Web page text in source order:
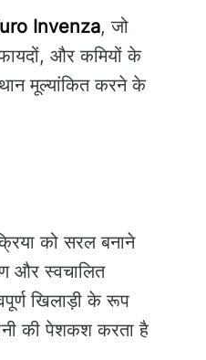
Invenza, जो
और कमियों के
मूल्यांकित करने के
को सरल बनाने
और स्वचालित
खिलाड़ी के रूप
की पेशकश करता है